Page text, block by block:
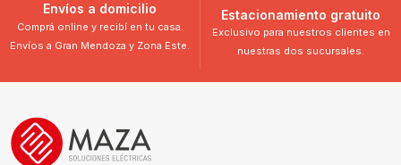
Envíos a domicilio
Comprá online y recibí en tu casa.
Envíos a Gran Mendoza y Zona Este.
Estacionamiento gratuito
Exclusivo para nuestros clientes en
nuestras dos sucursales.